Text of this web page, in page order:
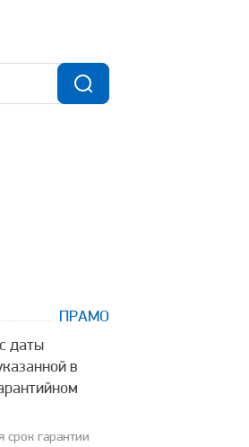
ПРАМО
даты
в
срок гарантии